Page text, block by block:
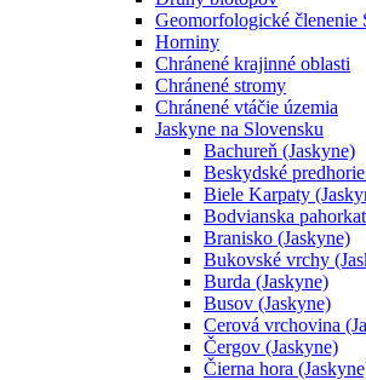
Geomorfologické členenie
Horniny
Chránené krajinné oblasti
Chránené stromy
Chránené vtáčie územia
Jaskyne na Slovensku
Bachureň (Jaskyne)
Beskydské
Biele Karpaty
Bodvianska
Branisko (Jaskyne)
Bukovské vrchy
Burda (Jaskyne)
Busov (Jaskyne)
Cerová vrchovina
Čergov (Jaskyne)
Čierna hora